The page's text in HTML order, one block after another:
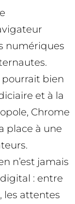
numériques
pourrait bien
et à la
Chrome
place à une
n’est jamais
: entre
les attentes